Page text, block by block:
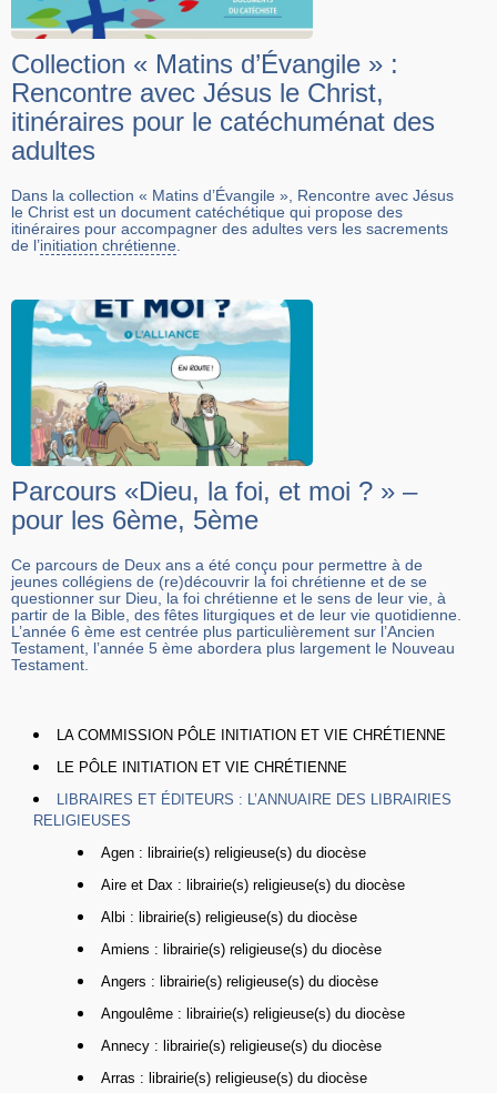
Collection « Matins d’Évangile » :
Rencontre avec Jésus le Christ,
itinéraires pour le catéchuménat des
adultes
Dans la collection « Matins d’Évangile », Rencontre avec Jésus
le Christ est un document catéchétique qui propose des
itinéraires pour accompagner des adultes vers les sacrements
de l’initiation chrétienne.
Parcours «Dieu, la foi, et moi ? » –
pour les 6ème, 5ème
Ce parcours de Deux ans a été conçu pour permettre à de
jeunes collégiens de (re)découvrir la foi chrétienne et de se
questionner sur Dieu, la foi chrétienne et le sens de leur vie, à
partir de la Bible, des fêtes liturgiques et de leur vie quotidienne.
L’année 6 ème est centrée plus particulièrement sur l’Ancien
Testament, l’année 5 ème abordera plus largement le Nouveau
Testament.
LA COMMISSION PÔLE INITIATION ET VIE CHRÉTIENNE
LE PÔLE INITIATION ET VIE CHRÉTIENNE
LIBRAIRES ET ÉDITEURS : L’ANNUAIRE DES LIBRAIRIES
RELIGIEUSES
Agen : librairie(s) religieuse(s) du diocèse
Aire et Dax : librairie(s) religieuse(s) du diocèse
Albi : librairie(s) religieuse(s) du diocèse
Amiens : librairie(s) religieuse(s) du diocèse
Angers : librairie(s) religieuse(s) du diocèse
Angoulême : librairie(s) religieuse(s) du diocèse
Annecy : librairie(s) religieuse(s) du diocèse
Arras : librairie(s) religieuse(s) du diocèse